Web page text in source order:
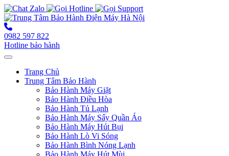
0982 597 822
Hotline bảo hành
Toggle navigation
Trang Chủ
Trung Tâm Bảo Hành
Bảo Hành Máy Giặt
Bảo Hành Điều Hòa
Bảo Hành Tủ Lạnh
Bảo Hành Máy Sấy Quần Áo
Bảo Hành Máy Hút Bụi
Bảo Hành Lò Vi Sóng
Bảo Hành Bình Nóng Lạnh
Bảo Hành Máy Hút Mùi